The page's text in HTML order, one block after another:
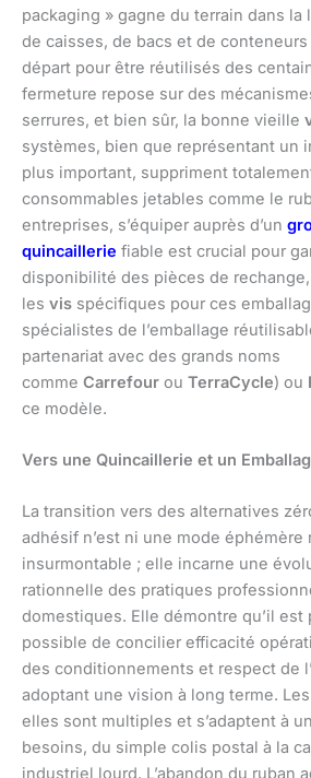
packaging » gagne du terrain dans la
de caisses, de bacs et de
départ pour être réutilisés des
fermeture repose sur des
serrures, et bien sûr, la bonne vieille
systèmes, bien que représentant un
plus important, suppriment
consommables jetables comme le
entreprises, s’équiper auprès d’un
quincaillerie fiable est crucial pour
disponibilité des pièces de
les vis spécifiques pour ces
spécialistes de l’emballage
partenariat avec des grands noms
comme Carrefour ou TerraCycle) ou
ce modèle.
Vers une Quincaillerie et un
La transition vers des alternatives
adhésif n’est ni une mode
insurmontable ; elle incarne une
rationnelle des pratiques
domestiques. Elle démontre qu’il est
possible de concilier efficacité
des conditionnements et respect de
adoptant une vision à long terme.
elles sont multiples et s’adaptent à
besoins, du simple colis postal à la
industriel lourd. L’abandon du ruban